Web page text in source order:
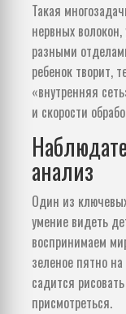
Такая
нервных
разными
ребенок творит,
«внутренняя
и скорости
анализ
Один из
умение видеть
воспринимаем
зеленое пятно
садится
присмотреться.